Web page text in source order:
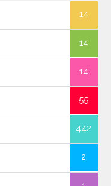
14
14
14
55
442
2